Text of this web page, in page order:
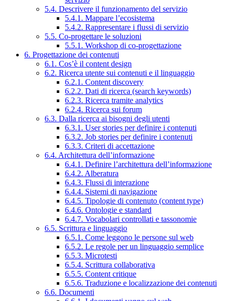
5.4. Descrivere il funzionamento del servizio
5.4.1. Mappare l’ecosistema
5.4.2. Rappresentare i flussi di servizio
5.5. Co-progettare le soluzioni
5.5.1. Workshop di co-progettazione
6. Progettazione dei contenuti
6.1. Cos’è il content design
6.2. Ricerca utente sui contenuti e il linguaggio
6.2.1. Content discovery
6.2.2. Dati di ricerca (search keywords)
6.2.3. Ricerca tramite analytics
6.2.4. Ricerca sui forum
6.3. Dalla ricerca ai bisogni degli utenti
6.3.1. User stories per definire i contenuti
6.3.2. Job stories per definire i contenuti
6.3.3. Criteri di accettazione
6.4. Architettura dell’informazione
6.4.1. Definire l’architettura dell’informazione
6.4.2. Alberatura
6.4.3. Flussi di interazione
6.4.4. Sistemi di navigazione
6.4.5. Tipologie di contenuto (content type)
6.4.6. Ontologie e standard
6.4.7. Vocabolari controllati e tassonomie
6.5. Scrittura e linguaggio
6.5.1. Come leggono le persone sul web
6.5.2. Le regole per un linguaggio semplice
6.5.3. Microtesti
6.5.4. Scrittura collaborativa
6.5.5. Content critique
6.5.6. Traduzione e localizzazione dei contenuti
6.6. Documenti